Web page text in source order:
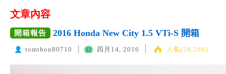
文章內容
開箱報告 2016 Honda New City 1.5 VTi-S 開箱
tomthon80710 四月14, 2016 人氣(39,268)